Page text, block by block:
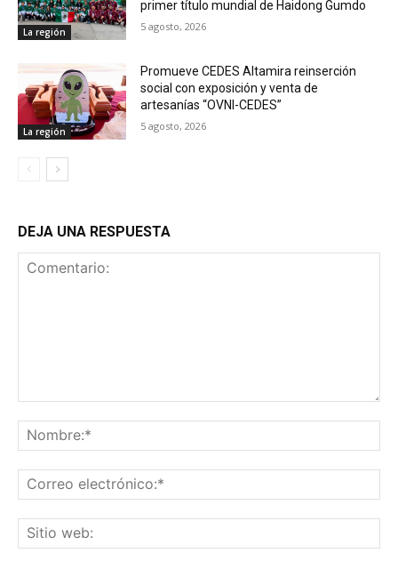
La región
primer título mundial de Haidong Gumdo
5 agosto, 2026
La región
Promueve CEDES Altamira reinserción
social con exposición y venta de
artesanías “OVNI-CEDES”
5 agosto, 2026
DEJA UNA RESPUESTA